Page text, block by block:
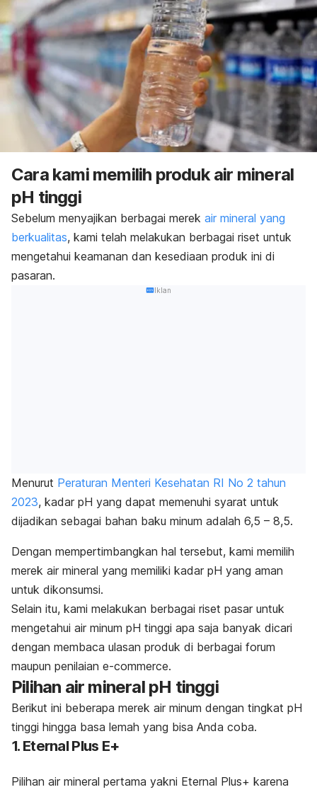
Cara kami memilih produk air mineral
pH tinggi
Sebelum menyajikan berbagai merek air mineral yang
berkualitas, kami telah melakukan berbagai riset untuk
mengetahui keamanan dan kesediaan produk ini di
pasaran.
Iklan
Menurut Peraturan Menteri Kesehatan RI No 2 tahun
2023, kadar pH yang dapat memenuhi syarat untuk
dijadikan sebagai bahan baku minum adalah 6,5 – 8,5.
Dengan mempertimbangkan hal tersebut, kami memilih
merek air mineral yang memiliki kadar pH yang aman
untuk dikonsumsi.
Selain itu, kami melakukan berbagai riset pasar untuk
mengetahui air minum pH tinggi apa saja banyak dicari
dengan membaca ulasan produk di berbagai forum
maupun penilaian e-commerce.
Pilihan air mineral pH tinggi
Berikut ini beberapa merek air minum dengan tingkat pH
tinggi hingga basa lemah yang bisa Anda coba.
1. Eternal Plus E+
Pilihan air mineral pertama yakni Eternal Plus+ karena